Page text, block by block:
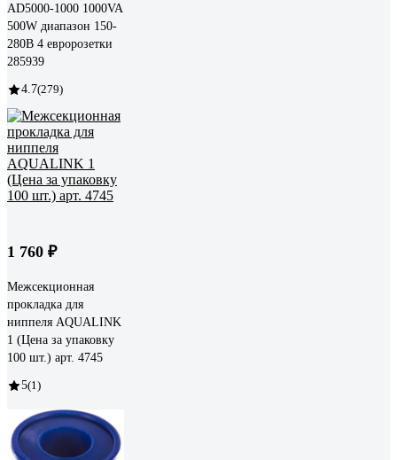
AD5000-1000 1000VA
500W диапазон 150-
280В 4 евророзетки
285939
4.7(279)
1 760 ₽
Межсекционная
прокладка для
ниппеля AQUALINK
1 (Цена за упаковку
100 шт.) арт. 4745
5(1)